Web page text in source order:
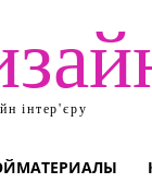
інтер'єру